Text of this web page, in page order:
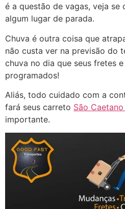
é a questão de vagas, veja se
algum lugar de parada.
Chuva é outra coisa que
não custa ver na previsão do
chuva no dia que seus fretes
programados!
Aliás, todo cuidado com a
fará seus carreto São
importante.